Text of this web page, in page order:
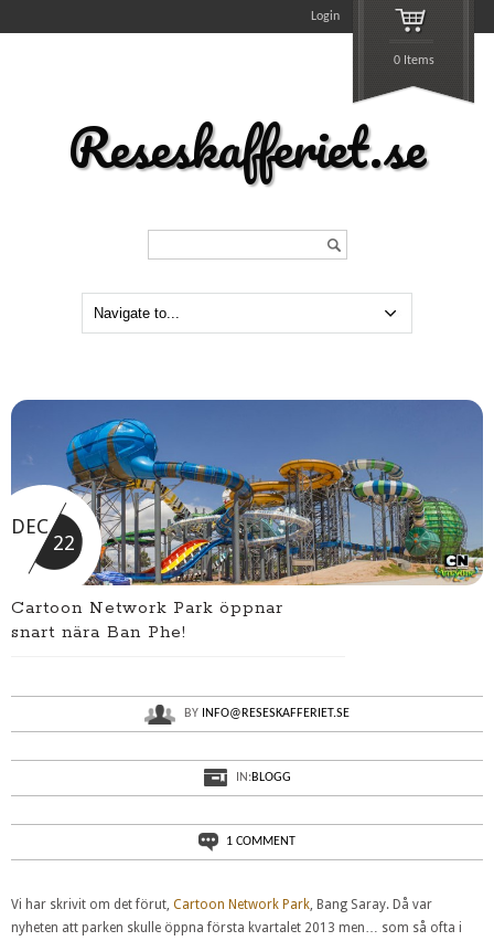
Login
0 Items
Reseskafferiet.se
DEC
22
Cartoon Network Park öppnar
snart nära Ban Phe!
BY INFO@RESESKAFFERIET.SE
IN:BLOGG
1 COMMENT
Vi har skrivit om det förut, Cartoon Network Park, Bang Saray. Då var
nyheten att parken skulle öppna första kvartalet 2013 men… som så ofta i